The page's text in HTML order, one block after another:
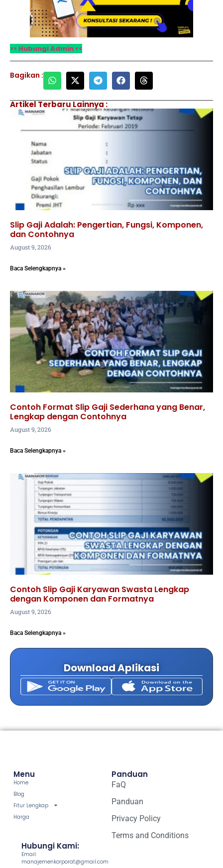
>> Hubungi Admin <<
Bagikan :
Artikel Terbaru Lainnya :
Slip Gaji Adalah: Pengertian, Fungsi, Komponen,
dan Contohnya
August 9, 2026
Baca Selengkapnya »
Contoh Format Slip Gaji Sederhana yang Benar,
Lengkap dengan Contohnya
August 9, 2026
Baca Selengkapnya »
Contoh Slip Gaji Karyawan Swasta Lengkap
dengan Komponen dan Formatnya
August 9, 2026
Baca Selengkapnya »
Download Aplikasi
Menu
Home
Blog
Fitur Lengkap
Harga
Panduan
FaQ
Panduan
Privacy Policy
Terms and Conditions
Hubungi Kami:
Email:
manajemenkorporat@gmail.com